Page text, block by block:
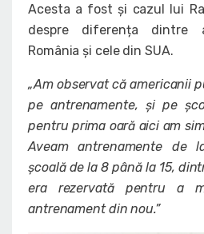
Acesta a fost și cazul lui
despre diferența dintre
România și cele din SUA.
„Am observat că americanii
pe antrenamente, și pe
pentru prima oară aici am
Aveam antrenamente de
școală de la 8 până la 15,
era rezervată pentru a
antrenament din nou.”